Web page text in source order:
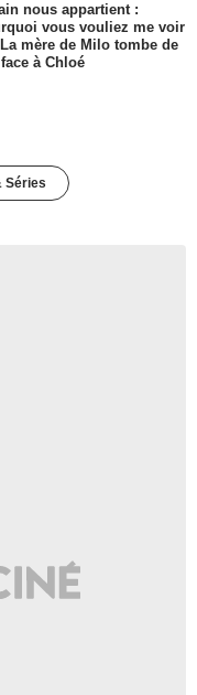
nous appartient :
vous vouliez me voir
mère de Milo tombe de
à Chloé
Séries